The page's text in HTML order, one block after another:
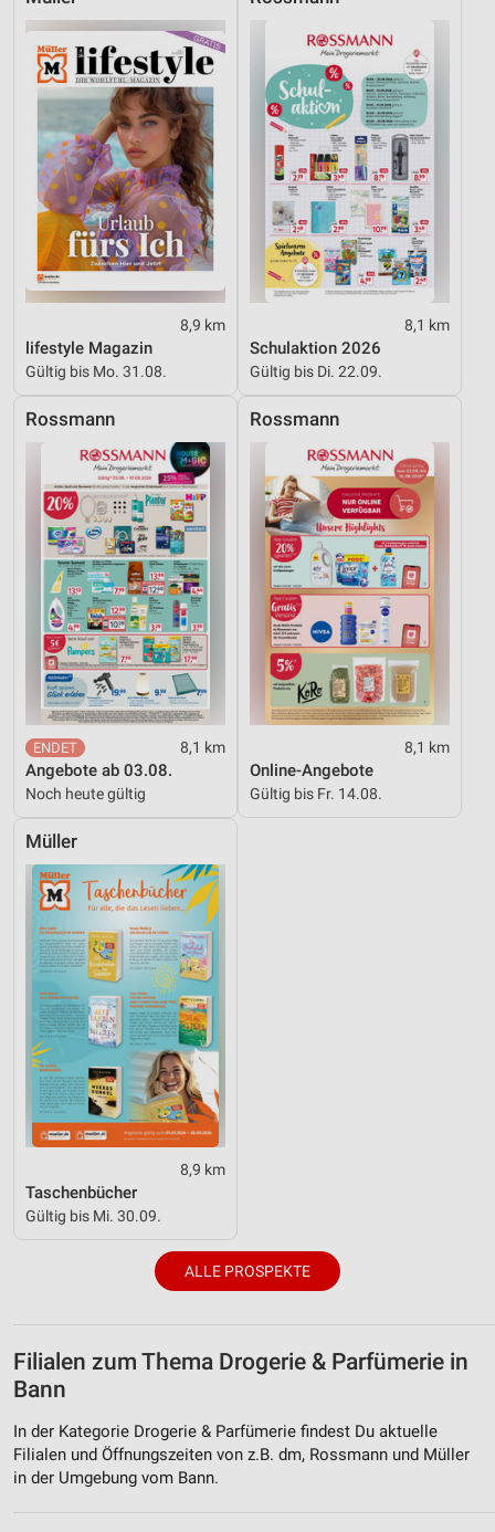
8,9 km
lifestyle Magazin
Gültig bis Mo. 31.08.
8,1 km
Schulaktion 2026
Gültig bis Di. 22.09.
Rossmann
8,1 km
Angebote ab 03.08.
Noch heute gültig
Rossmann
8,1 km
Online-Angebote
Gültig bis Fr. 14.08.
Müller
8,9 km
Taschenbücher
Gültig bis Mi. 30.09.
ALLE PROSPEKTE
Filialen zum Thema Drogerie & Parfümerie in
Bann
In der Kategorie Drogerie & Parfümerie findest Du aktuelle
Filialen und Öffnungszeiten von z.B. dm, Rossmann und Müller
in der Umgebung vom Bann.
Funktional
Werbung